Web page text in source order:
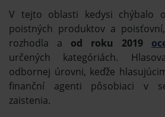
V tejto oblasti kedysi chýbalo
poistných produktov a
rozhodla a od roku 2019
určených kategóriách.
odbornej úrovni, keďže
finanční agenti pôsobiaci v
zaistenia.